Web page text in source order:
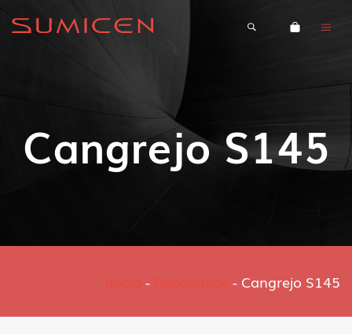
Cangrejo S145
- - Cangrejo S145